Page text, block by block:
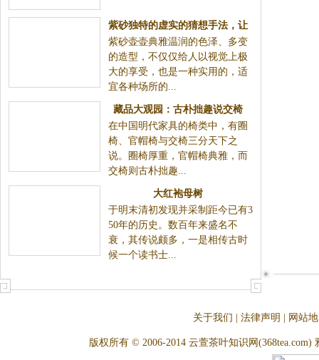
紫砂独特的虚实的猜想手法，让
龙年茶具礼品大受欢迎
紫砂壶壶典雅温润的色泽、多变
的造型，不仅仅给人以视觉上极
大的享受，也是一种实用的，适
宜各种场所的...
藏品大观园：古朴拙趣说交椅
在中国明代家具的椅类中，有圈
椅、官帽椅与交椅三分天下之
说。圈椅厚重，官帽椅典雅，而
交椅则古朴拙趣...
大红袍母树
于明末清初发现并采制距今已有3
50年的历史。数百年来盛名不
衰，其传说颇多，一是相传古时
候一个读书士...
关于我们 法律声明 网站
版权所有 © 2006-2014 云萱茶叶知识网